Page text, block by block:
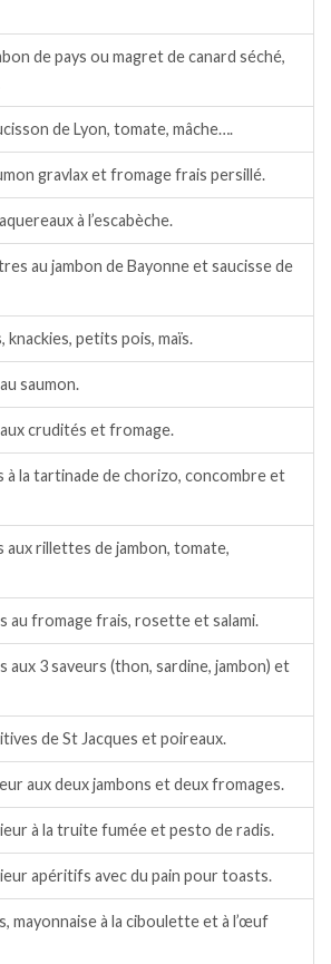
de pays ou magret de canard séché,
de Lyon, tomate, mâche….
gravlax et fromage frais persillé.
à l’escabèche.
au jambon de Bayonne et saucisse de
knackies, petits pois, maïs.
saumon.
crudités et fromage.
à la tartinade de chorizo, concombre et
aux rillettes de jambon, tomate,
au fromage frais, rosette et salami.
aux 3 saveurs (thon, sardine, jambon) et
de St Jacques et poireaux.
aux deux jambons et deux fromages.
à la truite fumée et pesto de radis.
apéritifs avec du pain pour toasts.
mayonnaise à la ciboulette et à l’œuf